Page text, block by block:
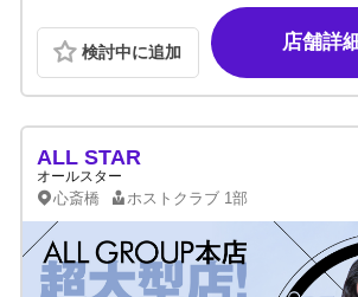
検討中に追加 店舗詳
ALL STAR
オールスター
心斎橋 ホストクラブ 1部